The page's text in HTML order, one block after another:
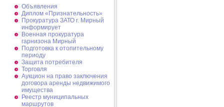
Объявления
Диплом «Признательность»
Прокуратура ЗАТО г. Мирный
информирует
Военная прокуратура
гарнизона Мирный
Подготовка к отопительному
периоду
Защита потребителя
Торговля
Аукцион на право заключения
договора аренды недвижимого
имущества
Реестр муниципальных
маршрутов